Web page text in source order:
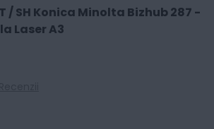
/ SH Konica Minolta Bizhub 287 -
Laser A3